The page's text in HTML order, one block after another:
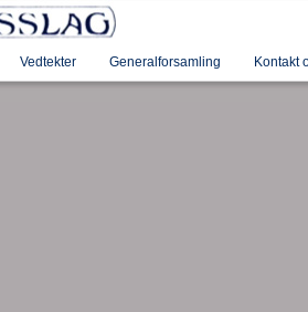
Vedtekter Generalforsamling Kontakt